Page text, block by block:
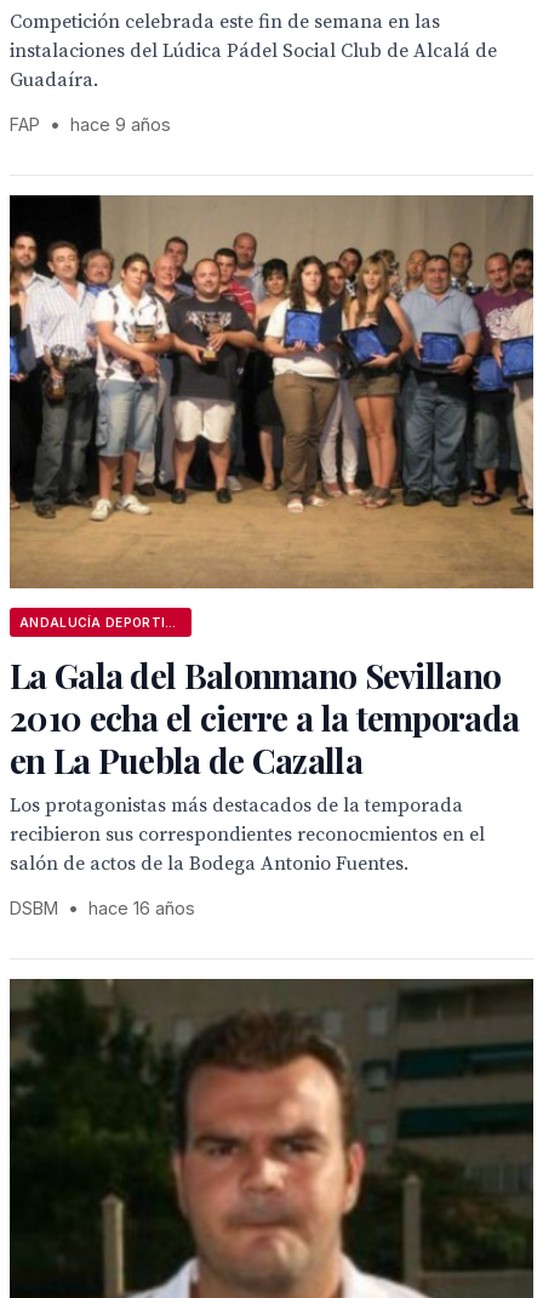
Competición celebrada este fin de semana en las
instalaciones del Lúdica Pádel Social Club de Alcalá de
Guadaíra.
FAP • hace 9 años
La Gala del Balonmano Sevillano
2010 echa el cierre a la temporada
en La Puebla de Cazalla
Los protagonistas más destacados de la temporada
recibieron sus correspondientes reconocmientos en el
salón de actos de la Bodega Antonio Fuentes.
DSBM • hace 16 años